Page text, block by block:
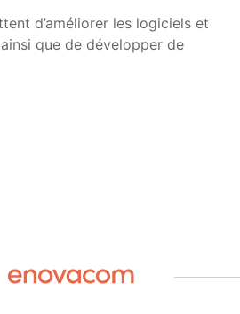
d’améliorer les logiciels et
que de développer de